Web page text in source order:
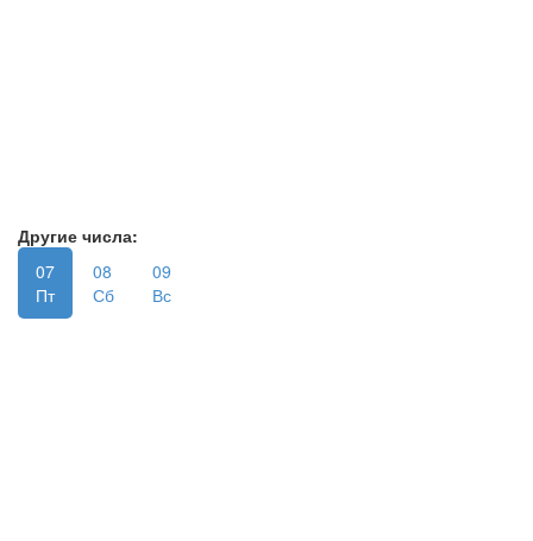
Другие числа:
07
Пт
08
Сб
09
Вс